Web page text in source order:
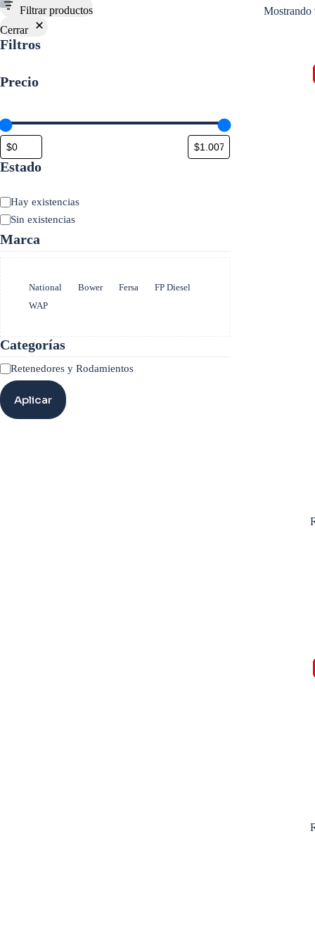
Mostrando
Filtrar productos
Cerrar
Filtros
Precio
Estado
Estado
Hay existencias
Sin existencias
Marca
Marca
National Bower Fersa
FP Diesel
WAP
Categorías
Categoría
Retenedores y Rodamientos
Aplicar